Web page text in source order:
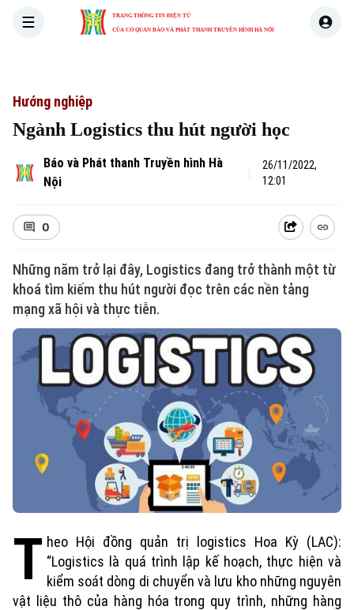
TRANG THÔNG TIN ĐIỆN TỬ
CỦA CƠ QUAN BÁO VÀ PHÁT THANH TRUYỀN HÌNH HÀ NỘI
Hướng nghiệp
Ngành Logistics thu hút người học
Báo và Phát thanh Truyền hình Hà
Nội
26/11/2022,
12:01
0
Những năm trở lại đây, Logistics đang trở thành một từ
khoá tìm kiếm thu hút người đọc trên các nền tảng
mạng xã hội và thực tiễn.
T heo Hội đồng quản trị logistics Hoa Kỳ (LAC):
“Logistics là quá trình lập kế hoạch, thực hiện và
kiểm soát dòng di chuyển và lưu kho những nguyên
vật liệu thô của hàng hóa trong quy trình, những hàng